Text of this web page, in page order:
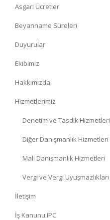
Asgari Ücretler
Beyanname Süreleri
Duyurular
Ekibimiz
Hakkımızda
Hizmetlerimiz
Denetim ve Tasdik Hizmetleri
Diğer Danışmanlık Hizmetleri
Mali Danışmanlık Hizmetleri
Vergi ve Vergi Uyuşmazlıkları
İletişim
İş Kanunu IPC